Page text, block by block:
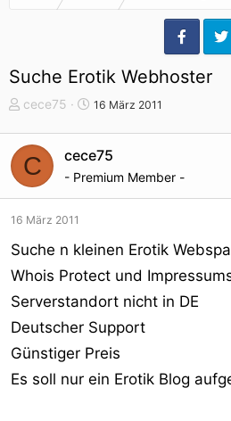
Suche Erotik Webhoster
T
m
e
n
s
a
r
e
r
cece75
S
r
t
d
u
m
16 März 2011
C cece75
- Premium Member -
16 März 2011
Suche n kleinen Erotik
Whois Protect und
Serverstandort nicht in DE
Deutscher Support
Günstiger Preis
Es soll nur ein Erotik Blog